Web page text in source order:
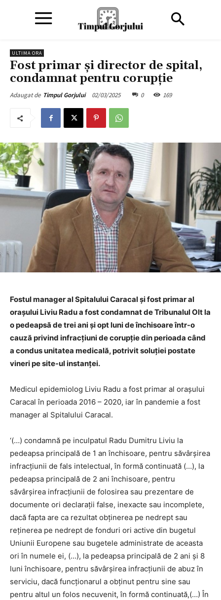
ULTIMA ORA
Fost primar și director de spital,
condamnat pentru corupție
Adaugat de Timpul Gorjului 02/03/2025 0 169
Fostul manager al Spitalului Caracal și fost primar al
orașului Liviu Radu a fost condamnat de Tribunalul Olt la
o pedeapsă de trei ani și opt luni de închisoare într-o
cauză privind infracțiuni de corupție din perioada când
a condus unitatea medicală, potrivit soluției postate
vineri pe site-ul instanței.
Medicul epidemiolog Liviu Radu a fost primar al orașului
Caracal în perioada 2016 – 2020, iar în pandemie a fost
manager al Spitalului Caracal.
‘(…) condamnă pe inculpatul Radu Dumitru Liviu la
pedeapsa principală de 1 an închisoare, pentru săvârșirea
infracțiunii de fals intelectual, în formă continuată (…), la
pedeapsa principală de 2 ani închisoare, pentru
săvârșirea infracțiunii de folosirea sau prezentare de
documente ori declarații false, inexacte sau incomplete,
dacă fapta are ca rezultat obținerea pe nedrept sau
reținerea pe nedrept de fonduri ori active din bugetul
Uniunii Europene sau bugetele administrate de aceasta
ori în numele ei, (…), la pedeapsa principală de 2 ani și 8
luni închisoare, pentru săvârșirea infracțiunii de abuz în
serviciu, dacă funcționarul a obținut pentru sine sau
pentru altul un folos necuvenit, în formă continuată,(…) În